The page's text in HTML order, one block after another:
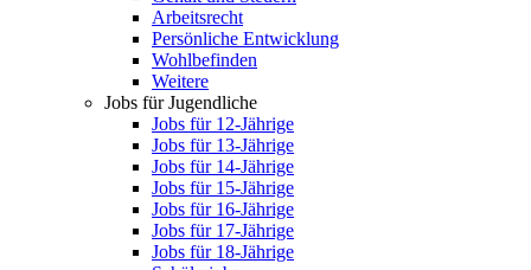
Arbeitsrecht
Persönliche Entwicklung
Wohlbefinden
Weitere
Jobs für Jugendliche
Jobs für 12-Jährige
Jobs für 13-Jährige
Jobs für 14-Jährige
Jobs für 15-Jährige
Jobs für 16-Jährige
Jobs für 17-Jährige
Jobs für 18-Jährige